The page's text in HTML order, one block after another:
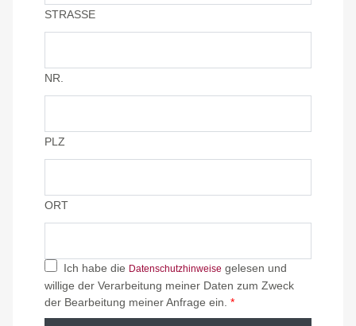
STRASSE
NR.
PLZ
ORT
Ich habe die Datenschutzhinweise gelesen und
willige der Verarbeitung meiner Daten zum Zweck
der Bearbeitung meiner Anfrage ein. *